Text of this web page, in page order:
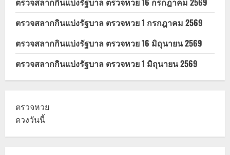
ตรวจสลากกินแบ่งรัฐบาล ตรวจหวย 1 กรกฎาคม 2569
ตรวจสลากกินแบ่งรัฐบาล ตรวจหวย 16 มิถุนายน 2569
ตรวจสลากกินแบ่งรัฐบาล ตรวจหวย 1 มิถุนายน 2569
ตรวจหวย
ดวงวันนี้